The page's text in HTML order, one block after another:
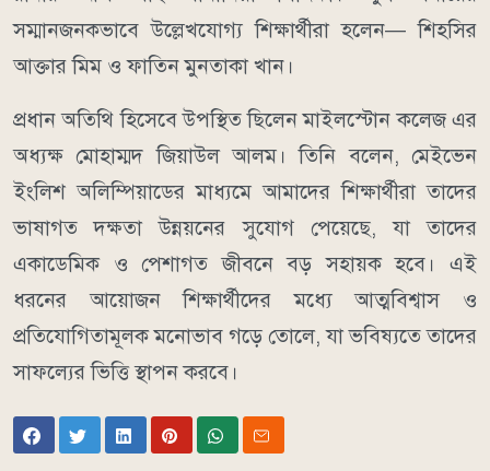
সম্মানজনকভাবে উল্লেখযোগ্য শিক্ষার্থীরা হলেন— শিহসির
আক্তার মিম ও ফাতিন মুনতাকা খান।
প্রধান অতিথি হিসেবে উপস্থিত ছিলেন মাইলস্টোন কলেজ এর
অধ্যক্ষ মোহাম্মদ জিয়াউল আলম। তিনি বলেন, মেইভেন
ইংলিশ অলিম্পিয়াডের মাধ্যমে আমাদের শিক্ষার্থীরা তাদের
ভাষাগত দক্ষতা উন্নয়নের সুযোগ পেয়েছে, যা তাদের
একাডেমিক ও পেশাগত জীবনে বড় সহায়ক হবে। এই
ধরনের আয়োজন শিক্ষার্থীদের মধ্যে আত্মবিশ্বাস ও
প্রতিযোগিতামূলক মনোভাব গড়ে তোলে, যা ভবিষ্যতে তাদের
সাফল্যের ভিত্তি স্থাপন করবে।